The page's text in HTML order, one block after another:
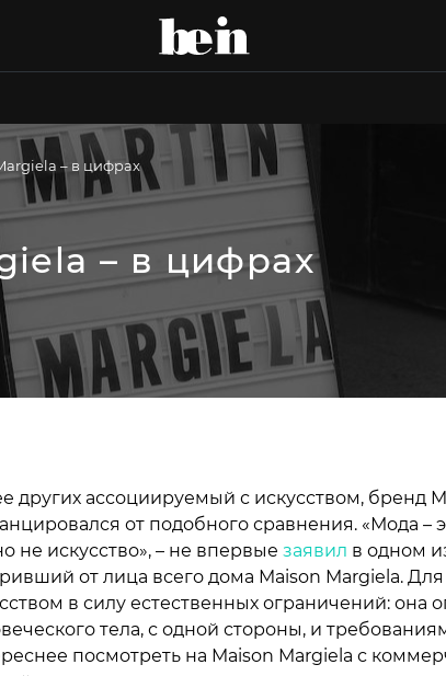
– в цифрах
– в цифрах
других ассоциируемый с искусством, бренд
от подобного сравнения. «Мода –
не искусство», – не впервые заявил в одном
от лица всего дома Maison Margiela.
в силу естественных ограничений: она
тела, с одной стороны, и
посмотреть на Maison Margiela с